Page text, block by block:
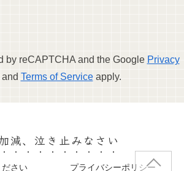
by reCAPTCHA and the Google Privacy
Terms of Serviceapply.
減、泣き止みなさい
ださい プライバシーポリシー